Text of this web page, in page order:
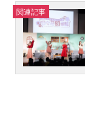
関連記事